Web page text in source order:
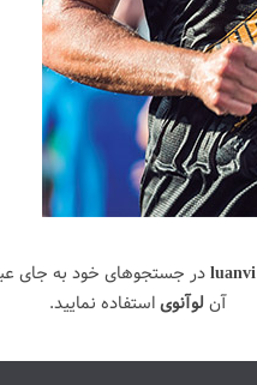
luanviدر جستجوهای خود به جای
آن لوآنویاستفاده نمایید.